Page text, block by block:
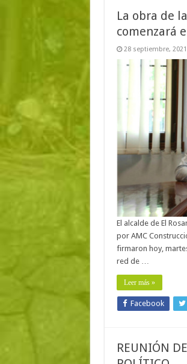
La obra de
comenzará
28 septiembre, 2021
El alcalde de El
por AMC
firmaron hoy,
red de …
Leer más »
Facebook
REUNIÓN